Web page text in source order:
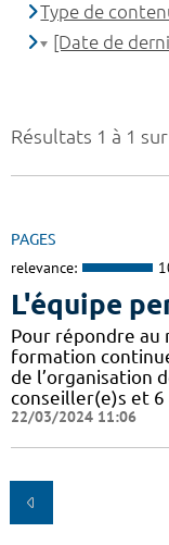
Résultats 1 à 1
PAGES
relevance:
L'équipe
Pour répondre au
formation
de l’organisation
conseiller(e)s et 6
22/03/2024 11:06
Type de
[Date de